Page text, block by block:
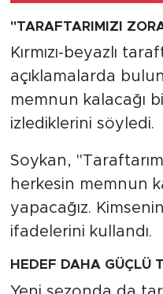
"TARAFTARIMIZI
Kırmızı-beyazlı
açıklamalarda
memnun kalacağı
izlediklerini söyledi.
Soykan,
herkesin memnun
yapacağız.
ifadelerini kullandı.
HEDEF DAHA GÜÇLÜ